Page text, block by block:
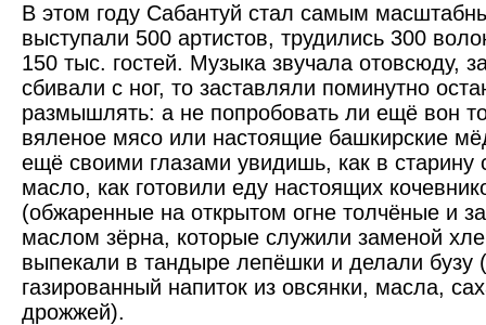
В этом году Сабантуй стал самым
выступали 500 артистов, трудились 300
150 тыс. гостей. Музыка звучала отовсюду,
сбивали с ног, то заставляли поминутно
размышлять: а не попробовать ли ещё вон
вяленое мясо или настоящие башкирские
ещё своими глазами увидишь, как в старину
масло, как готовили еду настоящих
(обжаренные на открытом огне толчёные и
маслом зёрна, которые служили заменой
выпекали в тандыре лепёшки и делали бузу
газированный напиток из овсянки, масла,
дрожжей).